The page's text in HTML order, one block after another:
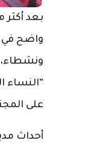
بعد
واضح في
ونشطاء،
“النساء
على
أحداث